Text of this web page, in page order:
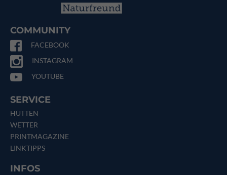
COMMUNITY
FACEBOOK
INSTAGRAM
YOUTUBE
SERVICE
HÜTTEN
WETTER
PRINTMAGAZINE
LINKTIPPS
INFOS